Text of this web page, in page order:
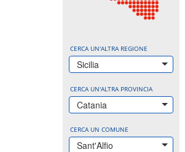
CERCA UN'ALTRA REGIONE
Sicilia
CERCA UN'ALTRA PROVINCIA
Catania
CERCA UN COMUNE
Sant'Alfio